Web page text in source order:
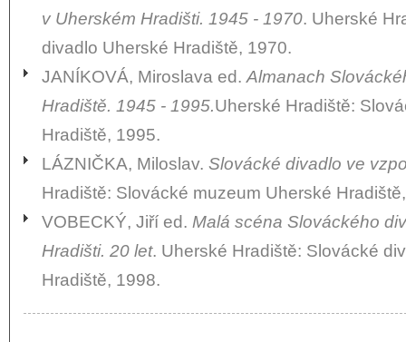
v Uherském Hradišti. 1945 - 1970. Uherské
divadlo Uherské Hradiště, 1970.
JANÍKOVÁ, Miroslava ed. Almanach
Hradiště. 1945 - 1995.Uherské Hradiště:
Hradiště, 1995.
LÁZNIČKA, Miloslav. Slovácké divadlo ve
Hradiště: Slovácké muzeum Uherské
VOBECKÝ, Jiří ed. Malá scéna Slováckého
Hradišti. 20 let. Uherské Hradiště: Slovácké
Hradiště, 1998.